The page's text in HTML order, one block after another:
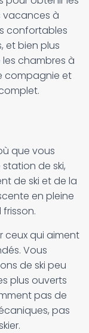
vacances à
confortables
et bien plus
les chambres à
compagnie et
que vous
de ski,
de ski et de la
en pleine
ceux qui aiment
Vous
de ski peu
plus ouverts
pas de
pas